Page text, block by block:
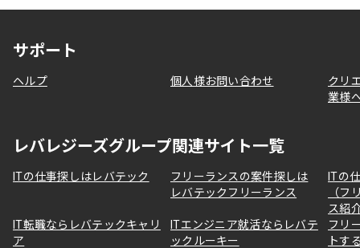
サポート
ヘルプ 個人様お問い合わせ
クリ
業様
レバレジーズグループ関連サイト一覧
ITの仕事探しはレバテック
フリーランスの案件探しは
レバテックフリーランス
ITの
（フ
ス紹
IT転職ならレバテックキャリ
ア
ITエンジニア就活ならレバテ
ックルーキー
フリ
トす